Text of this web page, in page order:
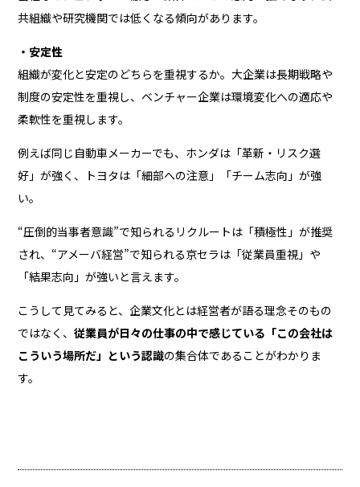
共組織や研究機関では低くなる傾向があります。
・安定性
組織が変化と安定のどちらを重視するか。大企業は長期戦略や
制度の安定性を重視し、ベンチャー企業は環境変化への適応や
柔軟性を重視します。
例えば同じ自動車メーカーでも、ホンダは「革新・リスク選
好」が強く、トヨタは「細部への注意」「チーム志向」が強
い。
“圧倒的当事者意識”で知られるリクルートは「積極性」が推奨
され、“アメーバ経営”で知られる京セラは「従業員重視」や
「結果志向」が強いと言えます。
こうして見てみると、企業文化とは経営者が語る理念そのもの
ではなく、従業員が日々の仕事の中で感じている「この会社は
こういう場所だ」という認識の集合体であることがわかりま
す。